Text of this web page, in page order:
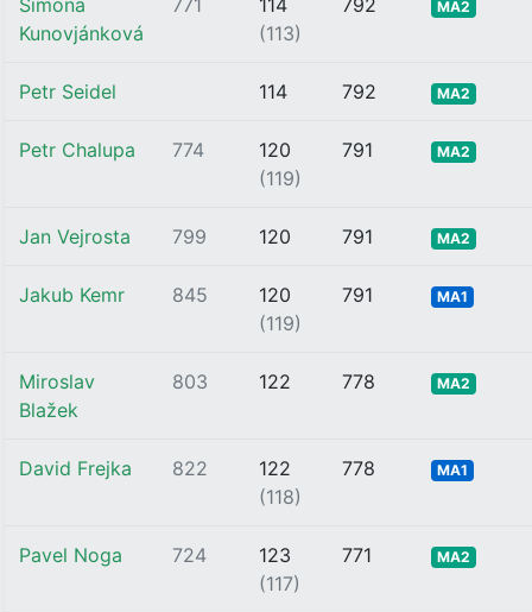
Simona
Kunovjánková
771
114
(113)
792 MA2
Petr Seidel 114 792 MA2
Petr Chalupa 774
120
(119)
791 MA2
Jan Vejrosta 799 120 791 MA2
Jakub Kemr 845
120
(119)
791 MA1
Miroslav
Blažek
803 122 778 MA2
David Frejka 822
122
(118)
778 MA1
Pavel Noga 724
123
(117)
771 MA2